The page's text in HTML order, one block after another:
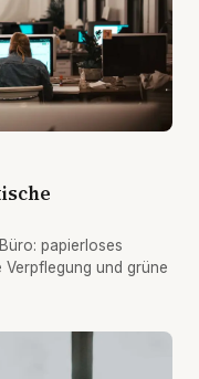
papierloses
und grüne